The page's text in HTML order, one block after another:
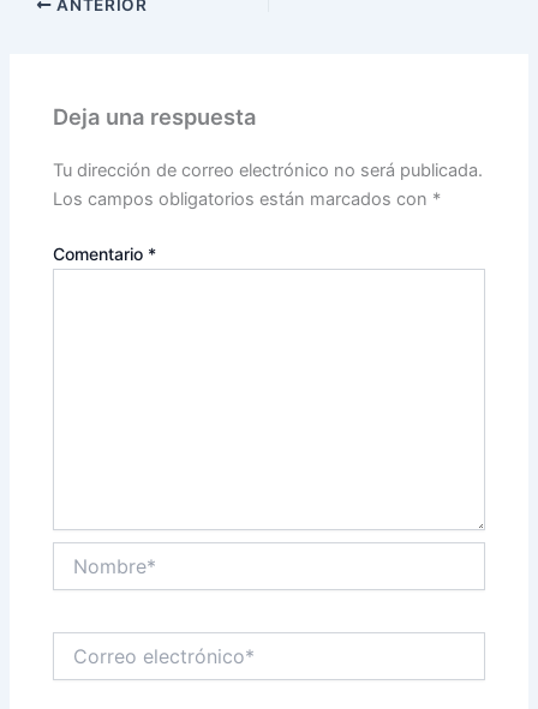
ANTERIOR
Deja una respuesta
Tu dirección de correo electrónico no será publicada.
Los campos obligatorios están marcados con *
Comentario *
electrónico*